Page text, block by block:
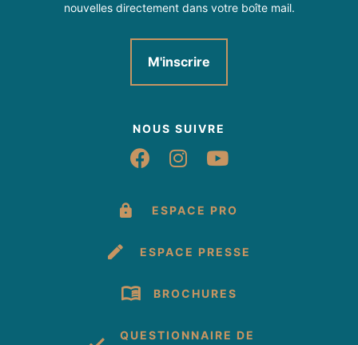
nouvelles directement dans votre boîte mail.
M'inscrire
NOUS SUIVRE
Suivez-nous sur
Suivez-nous sur
Suivez-nous
ESPACE PRO
ESPACE PRESSE
BROCHURES
QUESTIONNAIRE DE